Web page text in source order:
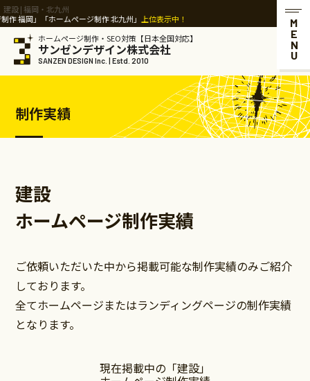
建設 | 福岡・北九州
北九州」 上位表示中！
ホームページ制作・SEO対策【日本全国対応】
サンゼンデザイン株式会社
SANZEN DESIGN Inc. | Estd. 2010
MENU
制作実績
建設
ホームページ制作実績
ご依頼いただいた中から掲載可能な制作実績のみご紹介
しております。
全てホームページまたはランディングページの制作実績
となります。
現在掲載中の「建設」